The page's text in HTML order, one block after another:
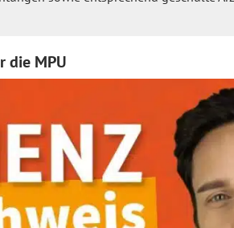
die MPU